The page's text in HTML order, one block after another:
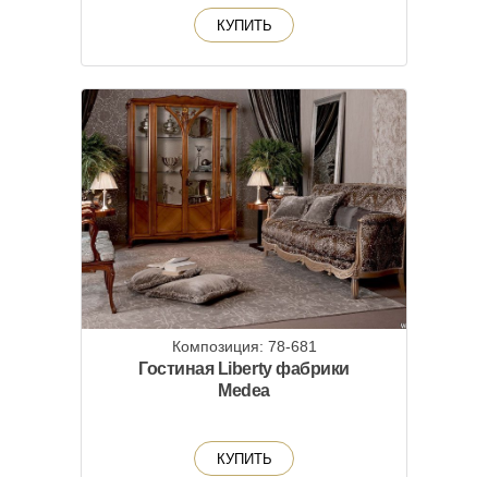
КУПИТЬ
Композиция: 78-681
Гостиная Liberty фабрики
Medea
КУПИТЬ